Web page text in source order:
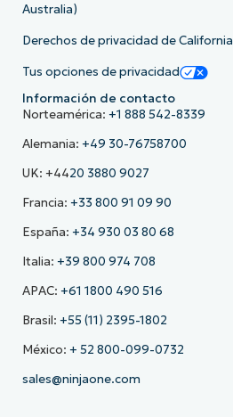
Australia)
Derechos de privacidad de California
Tus opciones de privacidad
Información de contacto
Norteamérica: +1 888 542-8339
Alemania: +49 30-76758700
UK: +4420 3880 9027
Francia: +33 800 91 09 90
España: +34 930 03 80 68
Italia: +39 800 974 708
APAC: +61 1800 490 516
Brasil: +55 (11) 2395-1802
México: + 52 800-099-0732
sales@ninjaone.com